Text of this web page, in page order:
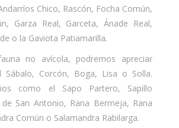
Chico, Rascón, Focha Común,
Garza Real, Garceta, Ánade Real,
o la Gaviota Patiamarilla.
no avícola, podremos apreciar
Sábalo, Corcón, Boga, Lisa o Solla.
como el Sapo Partero, Sapillo
San Antonio, Rana Bermeja, Rana
Común o Salamandra Rabilarga.